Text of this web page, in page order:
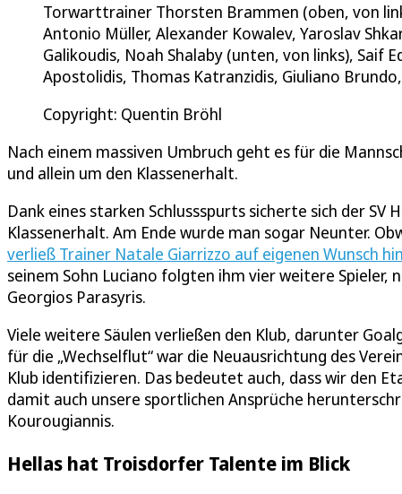
Torwarttrainer Thorsten Brammen (oben, von
Antonio Müller, Alexander Kowalev, Yaroslav
Galikoudis, Noah Shalaby (unten, von links), Saif
Apostolidis, Thomas Katranzidis, Giuliano
Copyright: Quentin Bröhl
Nach einem massiven Umbruch geht es für die
und allein um den Klassenerhalt.
Dank eines starken Schlussspurts sicherte sich der
Klassenerhalt. Am Ende wurde man sogar Neunter.
verließ Trainer Natale Giarrizzo auf eigenen Wunsch
seinem Sohn Luciano folgten ihm vier weitere Spieler,
Georgios Parasyris.
Viele weitere Säulen verließen den Klub, darunter
für die „Wechselflut“ war die Neuausrichtung des
Klub identifizieren. Das bedeutet auch, dass wir den
damit auch unsere sportlichen Ansprüche
Kourougiannis.
Hellas hat Troisdorfer Talente im Blick